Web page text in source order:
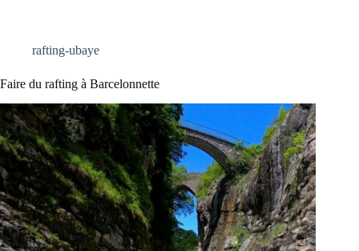
rafting-ubaye
Faire du rafting à Barcelonnette